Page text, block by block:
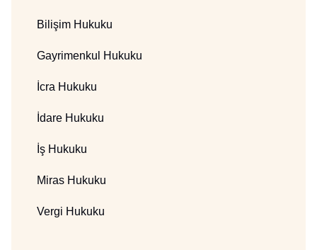
Bilişim Hukuku
Gayrimenkul Hukuku
İcra Hukuku
İdare Hukuku
İş Hukuku
Miras Hukuku
Vergi Hukuku